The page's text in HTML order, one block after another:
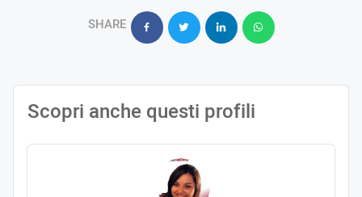
SHARE
Scopri anche questi profili